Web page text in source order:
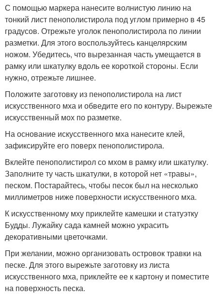
С помощью маркера нанесите волнистую линию на
тонкий лист пенополистирола под углом примерно в 45
градусов. Отрежьте уголок пенополистирола по линии
разметки. Для этого воспользуйтесь канцелярским
ножом. Убедитесь, что вырезанная часть умещается в
рамку или шкатулку вдоль ее короткой стороны. Если
нужно, отрежьте лишнее.
Положите заготовку из пенополистирола на лист
искусственного мха и обведите его по контуру. Вырежьте
искусственный мох по разметке.
На основание искусственного мха нанесите клей,
зафиксируйте его поверх пенополистирола.
Вклейте пенополистирол со мхом в рамку или шкатулку.
Заполните ту часть шкатулки, в которой нет «травы»,
песком. Постарайтесь, чтобы песок был на несколько
миллиметров ниже поверхности искусственного мха.
К искусственному мху приклейте камешки и статуэтку
Будды. Лужайку сада камней можно украсить
декоративными цветочками.
При желании, можно организовать островок травки на
песке. Для этого вырежьте заготовку из листа
искусственного мха, приклейте ее к картону и поместите
на поверхность песка.